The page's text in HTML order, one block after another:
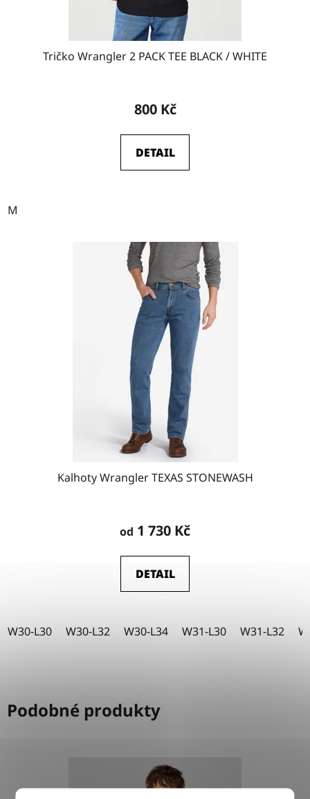
Tričko Wrangler 2 PACK TEE BLACK / WHITE
800 Kč
DETAIL
M
Kalhoty Wrangler TEXAS STONEWASH
hodnocení
produktu
je
5,0
hvězdiček.
od 1 730 Kč
DETAIL
W30-L30 W30-L32 W30-L34 W31-L30 W31-L32
Podobné produkty